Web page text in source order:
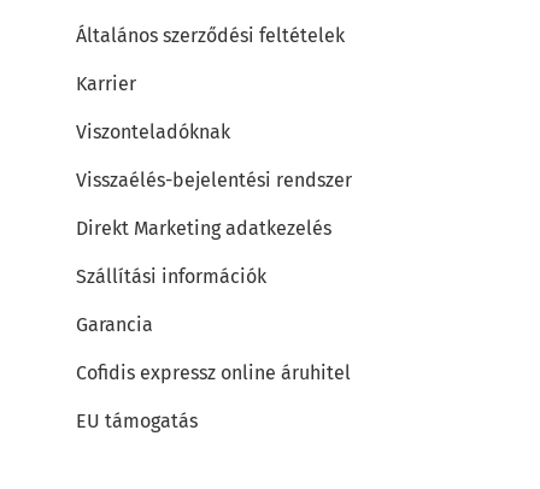
Általános szerződési feltételek
Karrier
Viszonteladóknak
Visszaélés-bejelentési rendszer
Direkt Marketing adatkezelés
Szállítási információk
Garancia
Cofidis expressz online áruhitel
EU támogatás